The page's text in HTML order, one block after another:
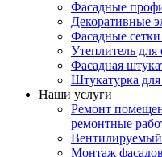
Фасадные
Декоративные
Фасадные
Утеплитель для
Фасадная
Штукатурка
Наши услуги
Ремонт
ремонтные
Монтаж фасадов